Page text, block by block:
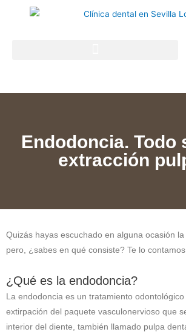
Endodoncia. Todo
extracción
Quizás hayas escuchado en alguna ocasión la
pero, ¿sabes en qué consiste? Te lo
¿Qué es la endodoncia?
La endodoncia es un tratamiento
extirpación del paquete vasculonervioso que
interior del diente, también llamado pulpa